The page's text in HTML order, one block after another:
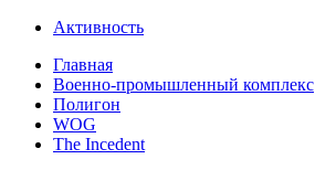
Активность
Главная
Военно-промышленный комплекс
Полигон
WOG
The Incedent